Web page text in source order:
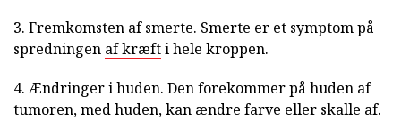
3. Fremkomsten af smerte. Smerte er et symptom på
spredningen af kræfti hele kroppen.
4. Ændringer i huden. Den forekommer på huden af
tumoren, med huden, kan ændre farve eller skalle af.